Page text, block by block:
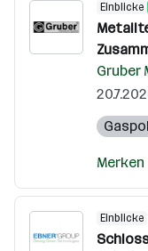
Einblicke
Gruber
Merken
Einblicke